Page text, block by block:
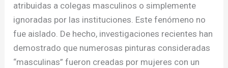
atribuidas a colegas masculinos o simplemente
ignoradas por las instituciones. Este fenómeno no
fue aislado. De hecho, investigaciones recientes han
demostrado que numerosas pinturas consideradas
“masculinas” fueron creadas por mujeres con un